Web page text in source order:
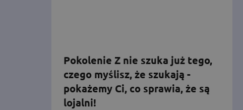
Pokolenie Z nie szuka już tego,
czego myślisz, że szukają -
pokażemy Ci, co sprawia, że są
lojalni!